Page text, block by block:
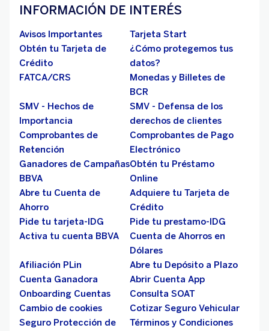
INFORMACIÓN DE INTERÉS
Avisos Importantes
Tarjeta Start
Obtén tu Tarjeta de
Crédito
¿Cómo protegemos tus
datos?
FATCA/CRS
Monedas y Billetes de
BCR
SMV - Hechos de
Importancia
SMV - Defensa de los
derechos de clientes
Comprobantes de
Retención
Comprobantes de Pago
Electrónico
Ganadores de Campañas
BBVA
Obtén tu Préstamo
Online
Abre tu Cuenta de
Ahorro
Adquiere tu Tarjeta de
Crédito
Pide tu tarjeta-IDG
Pide tu prestamo-IDG
Activa tu cuenta BBVA
Cuenta de Ahorros en
Dólares
Afiliación PLin
Abre tu Depósito a Plazo
Cuenta Ganadora
Abrir Cuenta App
Onboarding Cuentas
Consulta SOAT
Cambio de cookies
Cotizar Seguro Vehicular
Seguro Protección de
Términos y Condiciones